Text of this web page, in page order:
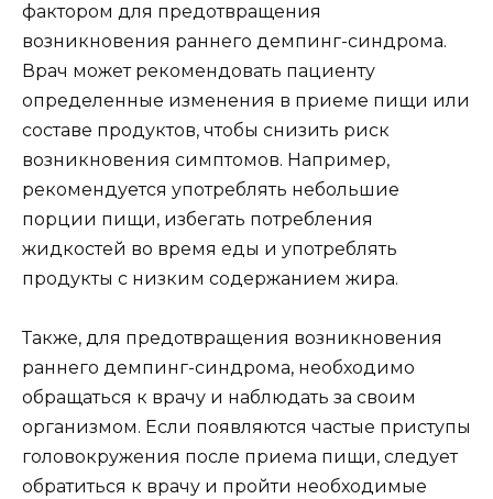
фактором для предотвращения
возникновения раннего демпинг-синдрома.
Врач может рекомендовать пациенту
определенные изменения в приеме пищи или
составе продуктов, чтобы снизить риск
возникновения симптомов. Например,
рекомендуется употреблять небольшие
порции пищи, избегать потребления
жидкостей во время еды и употреблять
продукты с низким содержанием жира.
Также, для предотвращения возникновения
раннего демпинг-синдрома, необходимо
обращаться к врачу и наблюдать за своим
организмом. Если появляются частые приступы
головокружения после приема пищи, следует
обратиться к врачу и пройти необходимые